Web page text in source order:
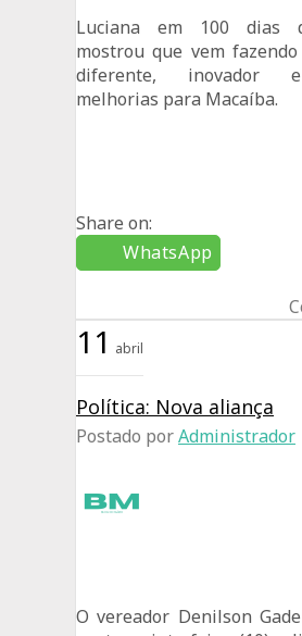
Luciana em 100 dias
mostrou que vem
diferente, inovador
melhorias para Macaíba.
Share on:
WhatsApp
11 abril
Política: Nova aliança
Postado porAdministrador
O vereador Denilson